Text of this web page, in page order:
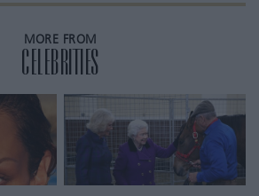
MORE FROM
CELEBRITIES